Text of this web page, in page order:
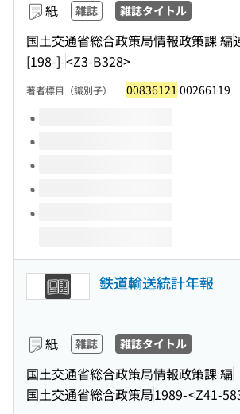
紙 雑誌 雑誌タイトル
国土交通省総合政策局情報政策課 編
[198-]-<Z3-B328>
著者標目（識別子） 00836121 00266119
このタイトルの巻号
鉄道輸送統計年報
紙 雑誌 雑誌タイトル
国土交通省総合政策局情報政策課 編
国土交通省総合政策局1989-<Z41-